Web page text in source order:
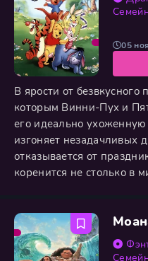
В ярости от безвкусного
которым Винни-Пух и
его идеально
изгоняет незадачливых
отказывается от
коренится не столько в
проигнорировали его
порядке и аккуратности.
торжествам в принципе,
05